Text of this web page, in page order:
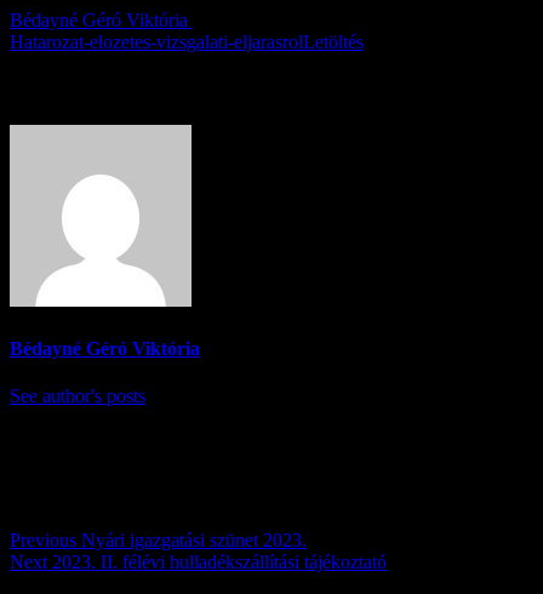
Bédayné Géró Viktória
Hatarozat-elozetes-vizsgalati-eljarasrolLetöltés
Bédayné Géró Viktória
See author's posts
Previous Nyári igazgatási szünet 2023.
Next 2023. II. félévi hulladékszállítási tájékoztató